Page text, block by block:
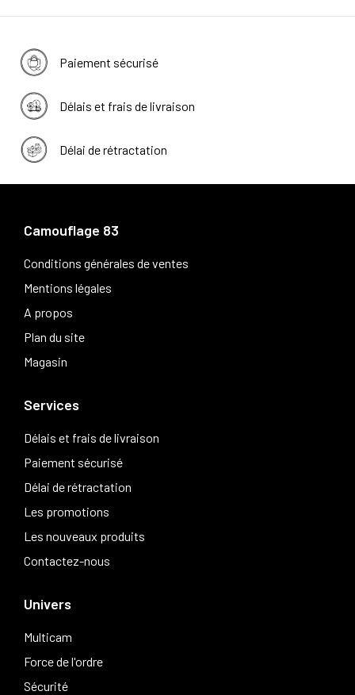
Paiement sécurisé
Délais et frais de livraison
Délai de rétractation
Camouflage 83
Conditions générales de ventes
Mentions légales
A propos
Plan du site
Magasin
Services
Délais et frais de livraison
Paiement sécurisé
Délai de rétractation
Les promotions
Les nouveaux produits
Contactez-nous
Univers
Multicam
Force de l'ordre
Sécurité